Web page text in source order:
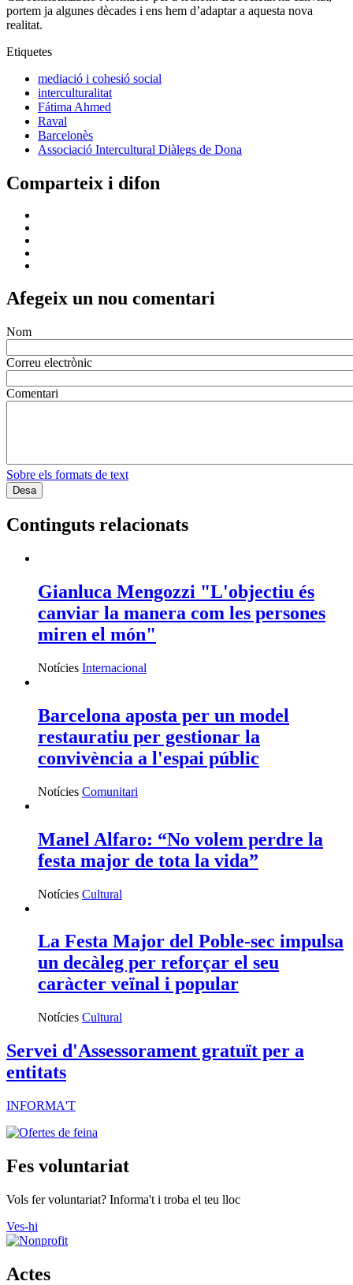
portem ja algunes dècades i ens hem d’adaptar a aquesta nova
realitat.
Etiquetes
mediació i cohesió social
interculturalitat
Fátima Ahmed
Raval
Barcelonès
Associació Intercultural Diàlegs de Dona
Comparteix i difon
Afegeix un nou comentari
Nom
Correu electrònic
Comentari
Sobre els formats de text
Continguts relacionats
Gianluca Mengozzi "L'objectiu és
canviar la manera com les persones
miren el món"
Notícies Internacional
Barcelona aposta per un model
restauratiu per gestionar la
convivència a l'espai públic
Notícies Comunitari
Manel Alfaro: “No volem perdre la
festa major de tota la vida”
Notícies Cultural
La Festa Major del Poble-sec impulsa
un decàleg per reforçar el seu
caràcter veïnal i popular
Notícies Cultural
Servei d'Assessorament gratuït per a
entitats
INFORMA'T
Fes voluntariat
Vols fer voluntariat? Informa't i troba el teu lloc
Ves-hi
Actes